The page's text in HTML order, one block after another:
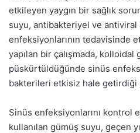
etkileyen yaygın bir sağlık
suyu, antibakteriyel ve
enfeksiyonlarının tedavisinde
yapılan bir çalışmada,
püskürtüldüğünde sinüs
bakterileri etkisiz hale
Sinüs enfeksiyonlarını kontrol
kullanılan gümüş suyu, geçen